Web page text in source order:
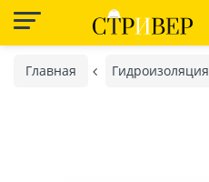
Главная Гидроизоляция